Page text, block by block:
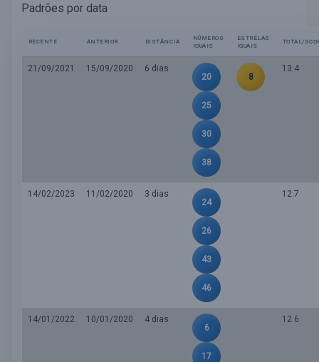
Padrões por data
RECENTE ANTERIOR DISTÂNCIA
NÚMEROS
IGUAIS
ESTRELAS
IGUAIS
TOTAL/
21/09/2021 15/09/2020
6 dias
20
25
30
38
8
13.4
14/02/2023 11/02/2020
3 dias
24
26
43
46
12.7
14/01/2022 10/01/2020
4 dias
6
17
12.6